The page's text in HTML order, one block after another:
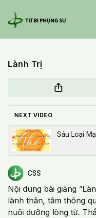
Lành Trị
NEXT VIDEO
Sáu Loại
CSS
Nội dung bài giảng
lành thân, tâm thông
nuôi dưỡng lòng từ.